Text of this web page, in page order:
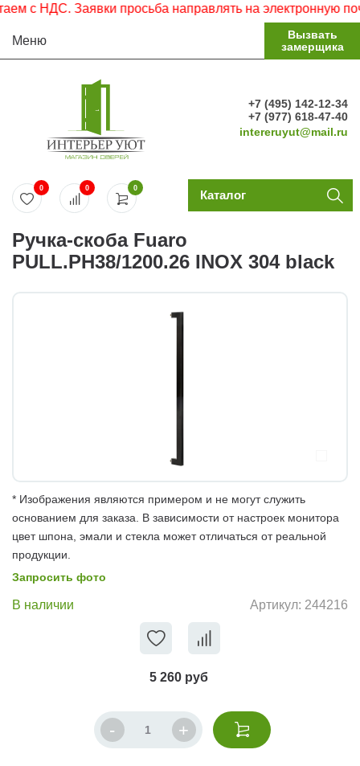
НДС. Заявки просьба направлять на электронную почту.
Меню
Вызвать
замерщика
+7 (495) 142-12-34
+7 (977) 618-47-40
intereruyut@mail.ru
0
0 0 Каталог
Ручка-скоба Fuaro
PULL.PH38/1200.26 INOX 304 black
* Изображения являются примером и не могут служить
основанием для заказа. В зависимости от настроек монитора
цвет шпона, эмали и стекла может отличаться от реальной
продукции.
Запросить фото
В наличии Артикул: 244216
5 260 руб